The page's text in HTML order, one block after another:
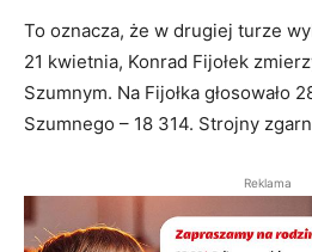
To oznacza, że w drugiej turze
21 kwietnia, Konrad Fijołek
Szumnym. Na Fijołka głosowało
Szumnego – 18 314. Strojny
Reklama